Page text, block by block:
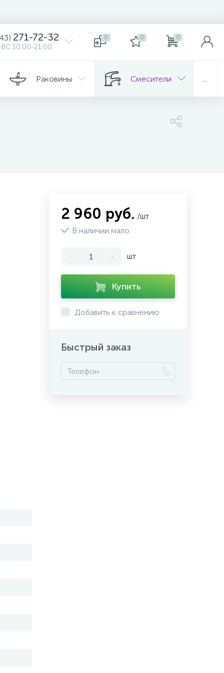
271-72-32
10:00-21:00
0 0 0
Раковины Смесители
2 960 руб. /шт
В наличии мало
- + шт
Купить
Добавить к сравнению
Быстрый заказ